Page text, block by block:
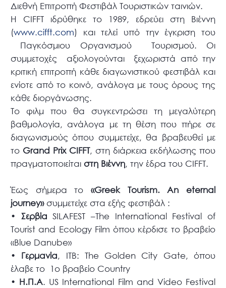
Διεθνή Επιτροπή Φεστιβάλ Τουριστικών ταινιών.
Η CIFFT ιδρύθηκε το 1989, εδρεύει στη Βιέννη
(www.cifft.com) και τελεί υπό την έγκριση του
Παγκόσμιου Οργανισμού Τουρισμού. Οι
συμμετοχές αξιολογούνται ξεχωριστά από την
κριτική επιτροπή κάθε διαγωνιστικού φεστιβάλ και
ενίοτε από το κοινό, ανάλογα με τους όρους της
κάθε διοργάνωσης.
Το φιλμ που θα συγκεντρώσει τη μεγαλύτερη
βαθμολογία, ανάλογα με τη θέση που πήρε σε
διαγωνισμούς όπου συμμετείχε, θα βραβευθεί με
το Grand Prix CIFFT, στη διάρκεια εκδήλωσης που
πραγματοποιείταιστη Βιέννη, την έδρα του CIFFT.
Έως σήμερα το «Greek Tourism. An eternal
journey»συμμετείχε στα εξής φεστιβάλ :
•
ΣερβίαSILAFEST –The International Festival of
Tourist and Ecology Film όπου κέρδισε το βραβείο
«Blue Danube»
•
Γερμανία, ΙΤΒ: The Golden City Gate, όπου
έλαβε το 1ο βραβείο Country
• Η.Π.Α. US International Film and Video Festival